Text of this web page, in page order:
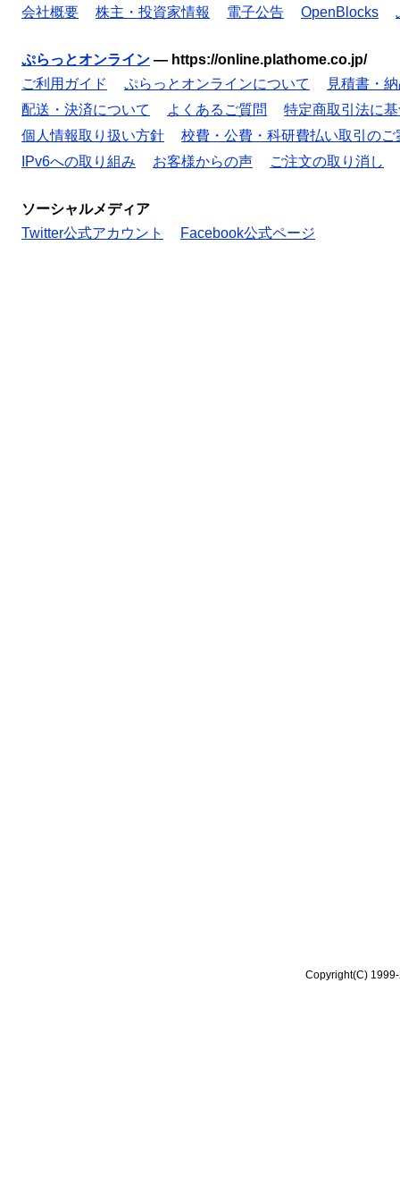
会社概要 株主・投資家情報 電子公告 OpenBlocks
ぷらっとオンライン — https://online.plathome.co.jp/
ご利用ガイド
ぷらっとオンラインについて
見積書・
配送・決済について
よくあるご質問
特定商取引法に
個人情報取り扱い方針
校費・公費・科研費払い取引のご
IPv6への取り組み
お客様からの声 ご注文の取り消し
ソーシャルメディア
Twitter公式アカウント
Facebook公式ページ
Copyright(C)